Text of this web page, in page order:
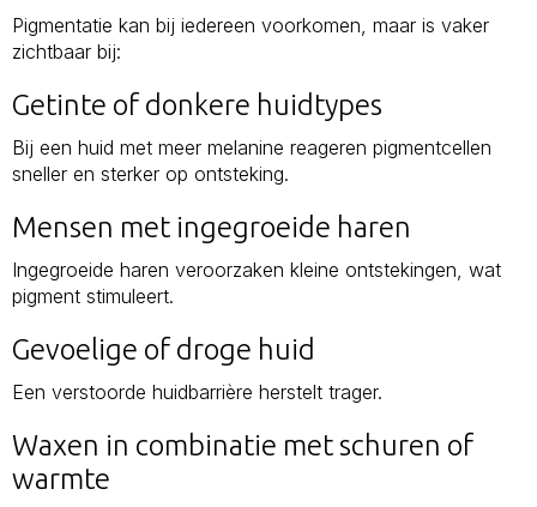
Pigmentatie kan bij iedereen voorkomen, maar is vaker
zichtbaar bij:
Getinte of donkere huidtypes
Bij een huid met meer melanine reageren pigmentcellen
sneller en sterker op ontsteking.
Mensen met ingegroeide haren
Ingegroeide haren veroorzaken kleine ontstekingen, wat
pigment stimuleert.
Gevoelige of droge huid
Een verstoorde huidbarrière herstelt trager.
Waxen in combinatie met schuren of
warmte